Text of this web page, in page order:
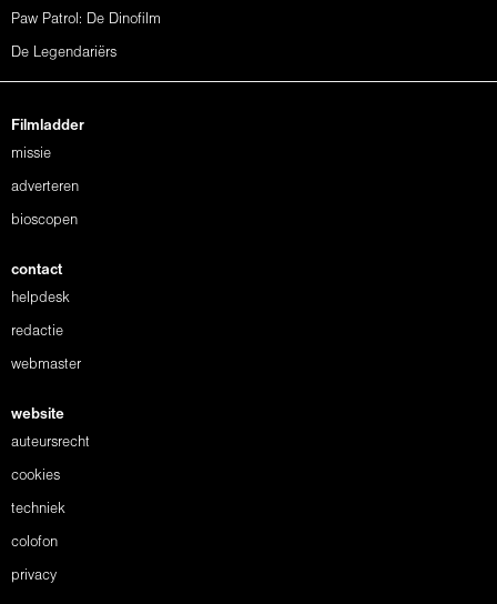
Paw Patrol: De Dinofilm
De Legendariërs
Filmladder
missie
adverteren
bioscopen
contact
helpdesk
redactie
webmaster
website
auteursrecht
cookies
techniek
colofon
privacy